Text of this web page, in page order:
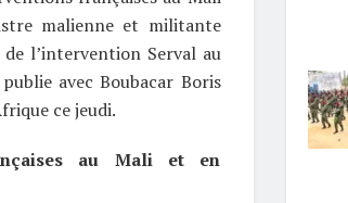
malienne et militante
l’intervention Serval au
avec Boubacar Boris
ce jeudi.
au Mali et en